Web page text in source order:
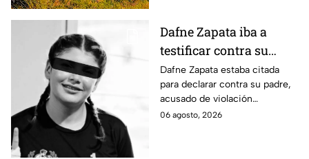
Dafne Zapata iba a
testificar contra su
padre por 4buso s3xual
previo a ser víctim4 de
f3minicidio
Dafne Zapata estaba citada
para declarar contra su padre,
acusado de violación
equiparada. Tras su
06 agosto, 2026